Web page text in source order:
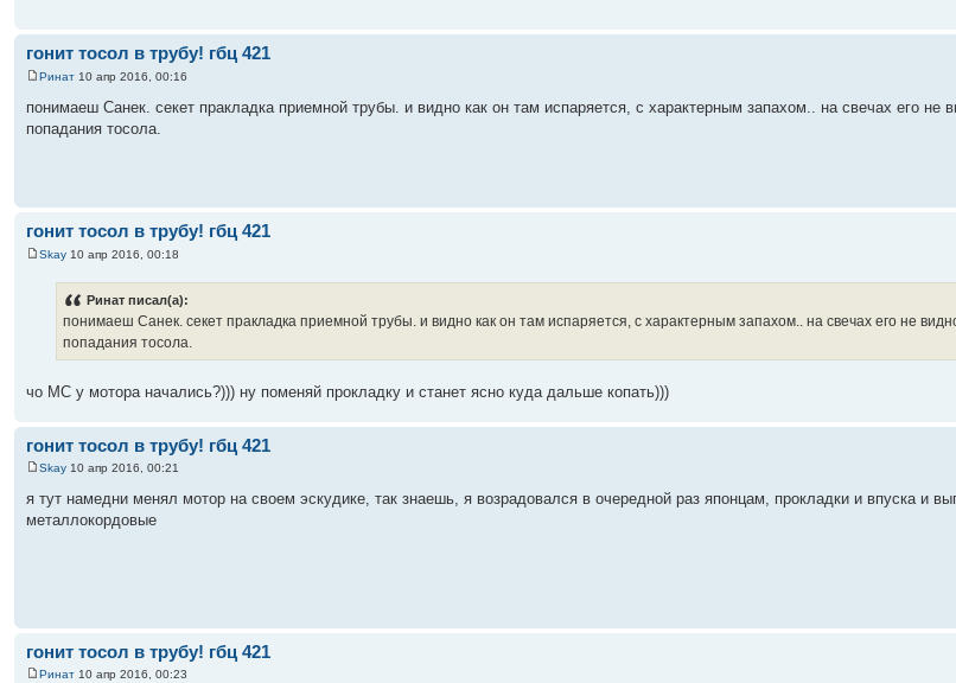
гонит тосол в трубу! гбц 421
Ринат 10 апр 2016, 00:16
понимаеш Санек. секет пракладка приемной трубы. и видно как он там испаряется, с характерным запахом.. на свечах его не
попадания тосола.
гонит тосол в трубу! гбц 421
Skay 10 апр 2016, 00:18
Ринат писал(а):
понимаеш Санек. секет пракладка приемной трубы. и видно как он там испаряется, с характерным запахом.. на свечах его не
попадания тосола.
чо МС у мотора начались?))) ну поменяй прокладку и станет ясно куда дальше копать)))
гонит тосол в трубу! гбц 421
Skay 10 апр 2016, 00:21
я тут намедни менял мотор на своем эскудике, так знаешь, я возрадовался в очередной раз японцам, прокладки и впуска и
металлокордовые
гонит тосол в трубу! гбц 421
Ринат 10 апр 2016, 00:23